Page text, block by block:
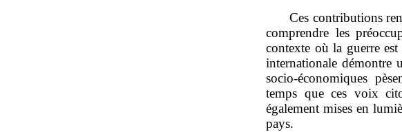
Ces contributions
comprendre les
contexte où la guerre
internationale démontre
socio‑économiques
temps que ces voix
également mises en
pays.